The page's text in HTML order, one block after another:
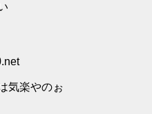
気楽やのぉ